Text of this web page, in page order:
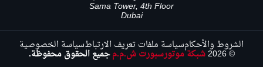
Sama Tower, 4th Floor
Dubai
© 2026 شبكة موتورسبورت ش.م.م جميع الحقوق محفوظة.
الشروط والأحكامسياسة ملفات تعريف الارتباطسياسة الخصوصية